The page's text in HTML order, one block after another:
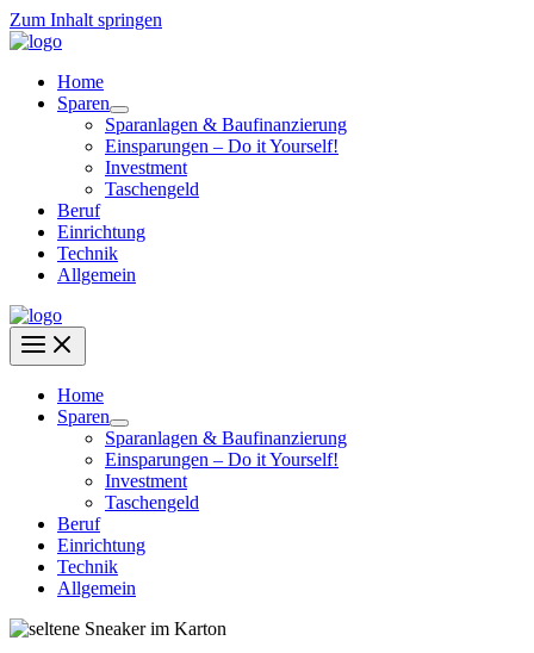
Zum Inhalt springen
Home
Sparen
Sparanlagen & Baufinanzierung
Einsparungen – Do it Yourself!
Investment
Taschengeld
Beruf
Einrichtung
Technik
Allgemein
Home
Sparen
Sparanlagen & Baufinanzierung
Einsparungen – Do it Yourself!
Investment
Taschengeld
Beruf
Einrichtung
Technik
Allgemein